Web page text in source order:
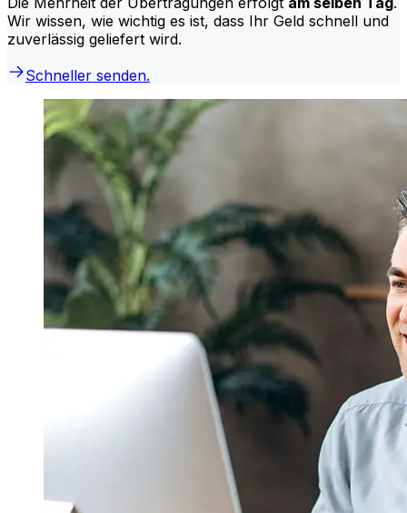
Wir wissen, wie wichtig es ist, dass Ihr Geld schnell und
zuverlässig geliefert wird.
Schneller senden.